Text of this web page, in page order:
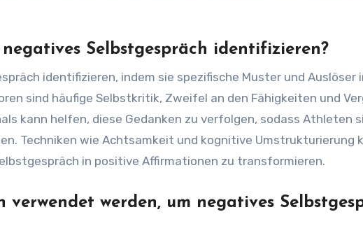
Selbstgespräch identifizieren?
identifizieren, indem sie spezifische Muster und Auslöser
sind häufige Selbstkritik, Zweifel an den Fähigkeiten und
kann helfen, diese Gedanken zu verfolgen, sodass Athleten
Techniken wie Achtsamkeit und kognitive Umstrukturierung
in positive Affirmationen zu transformieren.
verwendet werden, um negatives